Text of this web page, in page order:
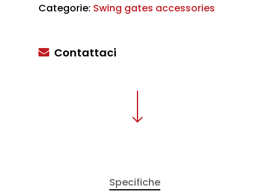
Categorie: Swing gates accessories
Contattaci
Specifiche